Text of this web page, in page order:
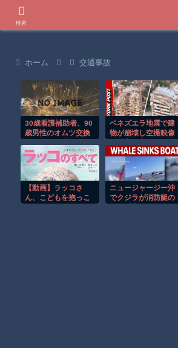
ホーム 交通事故
30歳看護補助者、90
歳男性のオムツ交換
れたのに激怒しボコ
ボコにしてしまい逮
捕
ベネズエラ地震で建
物が崩壊し空撮映像
る。
【動画】ラッコさ
ん、こどもを抱っこ
ニュージャージー沖
でクジラが消防艇の
検索